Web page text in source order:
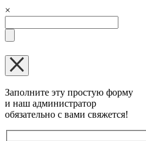
×
Заполните эту простую форму
и наш администратор
обязательно с вами свяжется!